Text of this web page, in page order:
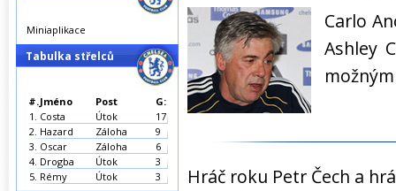
Carlo
Ashley
Hráč roku Petr Čech a
Miniaplikace
Tabulka střelců
#.Jméno Post
G:
1. Costa Útok
17
2. Hazard Záloha
9
3. Oscar Záloha
6
4. Drogba Útok
3
5. Rémy Útok 3